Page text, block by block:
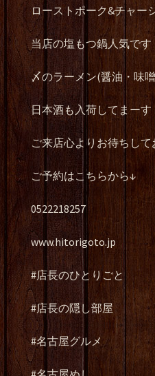
ローストポーク&チャー
当店の塩もつ鍋人気です
〆のラーメン(醤油・味
日本酒も入荷してまーす
ご来店心よりお待ちして
ご予約はこちらから↓
0522218257
www.hitorigoto.jp
#店長のひとりごと
#店長の隠し部屋
#名古屋グルメ